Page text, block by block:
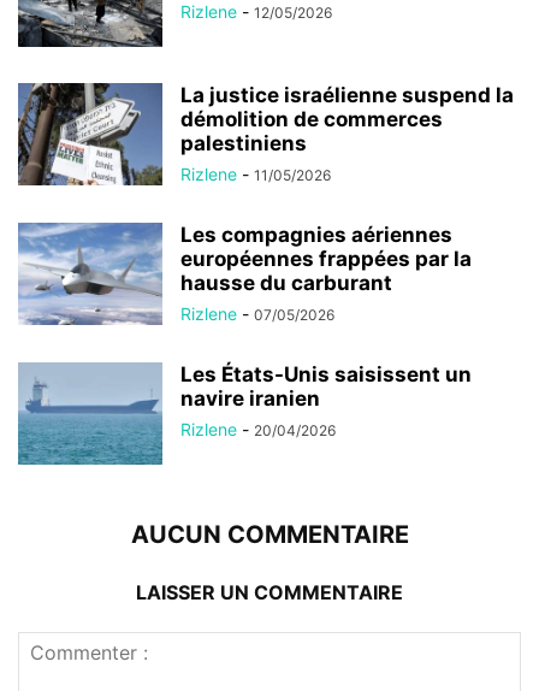
Rizlene - 12/05/2026
La justice israélienne suspend la
démolition de commerces
palestiniens
Rizlene - 11/05/2026
Les compagnies aériennes
européennes frappées par la
hausse du carburant
Rizlene - 07/05/2026
Les États-Unis saisissent un
navire iranien
Rizlene - 20/04/2026
AUCUN COMMENTAIRE
LAISSER UN COMMENTAIRE